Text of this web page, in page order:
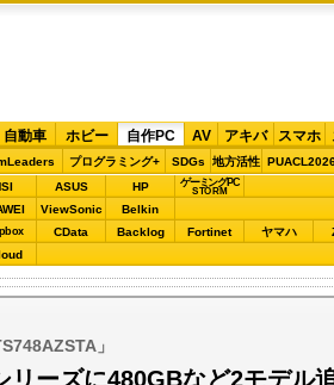
自動車 ホビー 自作PC AV アキバ スマホ
プログラミング+ SDGs 地方活性
ASUS HP ゲーミングPC
STORM
ViewSonic Belkin
CData Backlog Fortinet ヤマハ
」
リーズに480GBなど2モデル